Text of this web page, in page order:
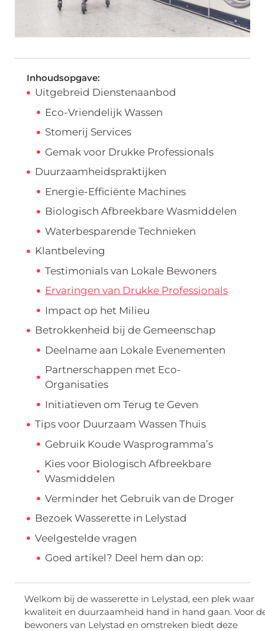
Inhoudsopgave:
Uitgebreid Dienstenaanbod
Eco-Vriendelijk Wassen
Stomerij Services
Gemak voor Drukke Professionals
Duurzaamheidspraktijken
Energie-Efficiënte Machines
Biologisch Afbreekbare Wasmiddelen
Waterbesparende Technieken
Klantbeleving
Testimonials van Lokale Bewoners
Ervaringen van Drukke Professionals
Impact op het Milieu
Betrokkenheid bij de Gemeenschap
Deelname aan Lokale Evenementen
Partnerschappen met Eco-
Organisaties
Initiatieven om Terug te Geven
Tips voor Duurzaam Wassen Thuis
Gebruik Koude Wasprogramma’s
Kies voor Biologisch Afbreekbare
Wasmiddelen
Verminder het Gebruik van de Droger
Bezoek Wasserette in Lelystad
Veelgestelde vragen
Goed artikel? Deel hem dan op:
Welkom bij de wasserette in Lelystad, een plek waar
kwaliteit en duurzaamheid hand in hand gaan. Voor
bewoners van Lelystad en omstreken biedt deze